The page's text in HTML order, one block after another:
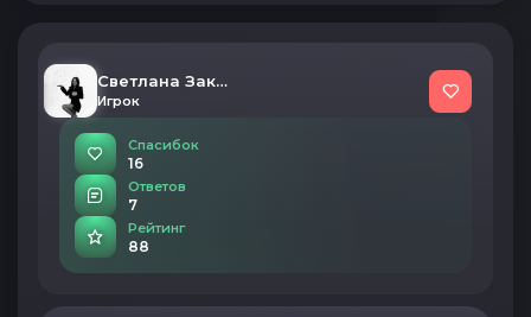
Светлана Закирова
Игрок
Спасибок
16
Ответов
7
Рейтинг
88